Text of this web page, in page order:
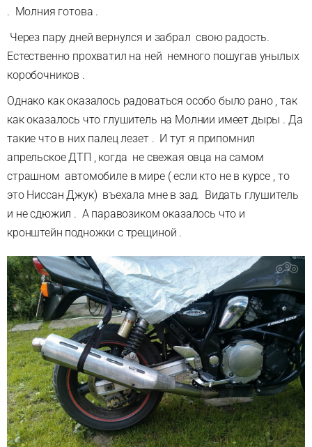
. Молния готова .
Через пару дней вернулся и забрал свою радость.
Естественно прохватил на ней немного пошугав унылых
коробочников .
Однако как оказалось радоваться особо было рано , так
как оказалось что глушитель на Молнии имеет дыры . Да
такие что в них палец лезет . И тут я припомнил
апрельское ДТП , когда не свежая овца на самом
страшном автомобиле в мире ( если кто не в курсе , то
это Ниссан Джук) въехала мне в зад. Видать глушитель
и не сдюжил . А паравозиком оказалось что и
кронштейн подножки с трещиной .